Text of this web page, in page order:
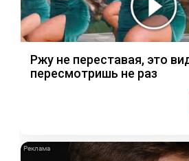
Ржу не переставая, это
пересмотришь не раз